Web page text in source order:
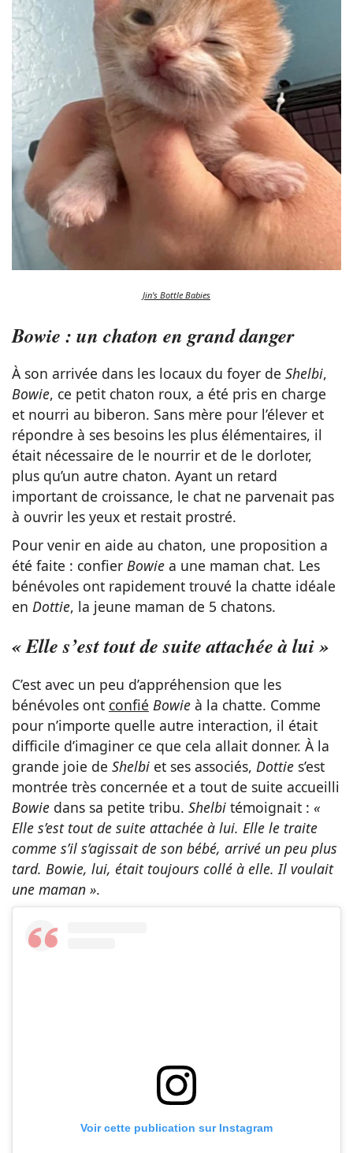
Jin's Bottle Babies
Bowie : un chaton en grand danger
À son arrivée dans les locaux du foyer de Shelbi,
Bowie, ce petit chaton roux, a été pris en charge
et nourri au biberon. Sans mère pour l’élever et
répondre à ses besoins les plus élémentaires, il
était nécessaire de le nourrir et de le dorloter,
plus qu’un autre chaton. Ayant un retard
important de croissance, le chat ne parvenait pas
à ouvrir les yeux et restait prostré.
Pour venir en aide au chaton, une proposition a
été faite : confier Bowie a une maman chat. Les
bénévoles ont rapidement trouvé la chatte idéale
en Dottie, la jeune maman de 5 chatons.
« Elle s’est tout de suite attachée à lui »
C’est avec un peu d’appréhension que les
bénévoles ont confié Bowie à la chatte. Comme
pour n’importe quelle autre interaction, il était
difficile d’imaginer ce que cela allait donner. À la
grande joie de Shelbi et ses associés, Dottie s’est
montrée très concernée et a tout de suite accueilli
Bowie dans sa petite tribu. Shelbi témoignait : «
Elle s’est tout de suite attachée à lui. Elle le traite
comme s’il s’agissait de son bébé, arrivé un peu plus
tard. Bowie, lui, était toujours collé à elle. Il voulait
une maman ».
Voir cette publication sur Instagram